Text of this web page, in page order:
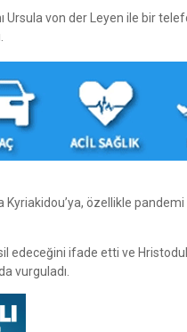
Ursula von der Leyen ile bir
özellikle
edeceğini ifade etti ve
vurguladı.